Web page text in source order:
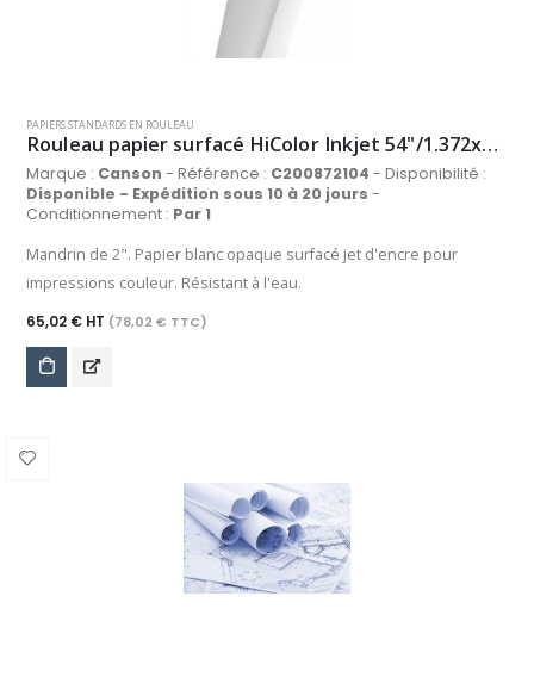
PAPIERS STANDARDS EN ROULEAU
Rouleau papier surfacé HiColor Inkjet 54"/1.372x50m 90g/m², blanc
Marque : Canson - Référence : C200872104 - Disponibilité :
Disponible - Expédition sous 10 à 20 jours -
Conditionnement : Par 1
Mandrin de 2". Papier blanc opaque surfacé jet d'encre pour
impressions couleur. Résistant à l'eau.
65,02 € HT (78,02 € TTC)